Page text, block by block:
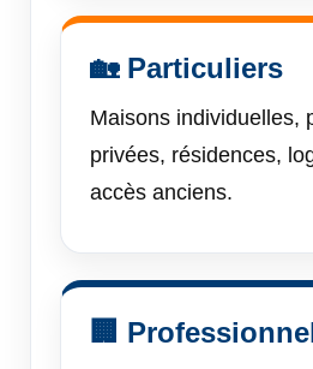
🏡 Particuliers
Maisons individuelles,
privées, résidences,
accès anciens.
🏢